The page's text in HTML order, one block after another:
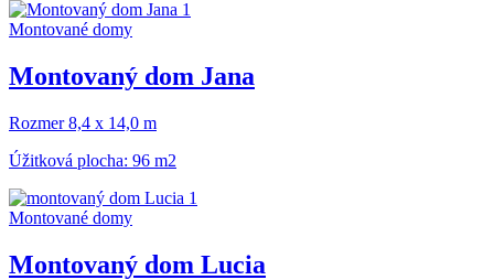
Montované domy
Montovaný dom Jana
Rozmer 8,4 x 14,0 m
Úžitková plocha: 96 m2
Montované domy
Montovaný dom Lucia